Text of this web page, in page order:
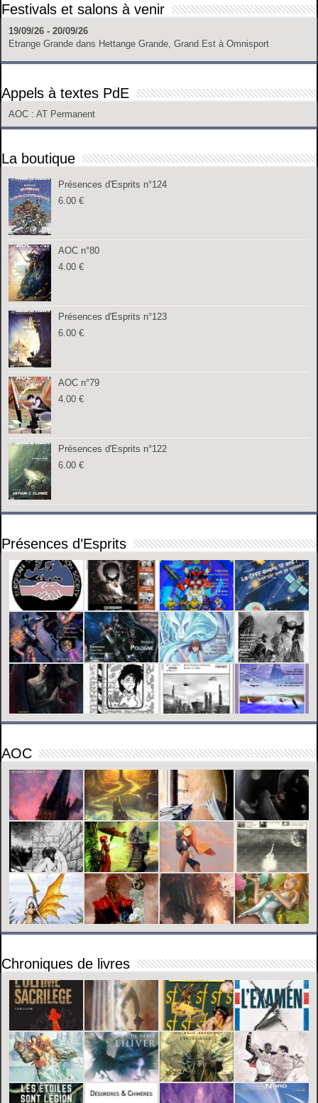
Festivals et salons à venir
19/09/26 - 20/09/26
Etrange Grande dans Hettange Grande, Grand Est à Omnisport
Appels à textes PdE
AOC : AT Permanent
La boutique
Présences d'Esprits n°124
6.00€
AOC n°80
4.00€
Présences d'Esprits n°123
6.00€
AOC n°79
4.00€
Présences d'Esprits n°122
6.00€
Présences d’Esprits
AOC
Chroniques de livres